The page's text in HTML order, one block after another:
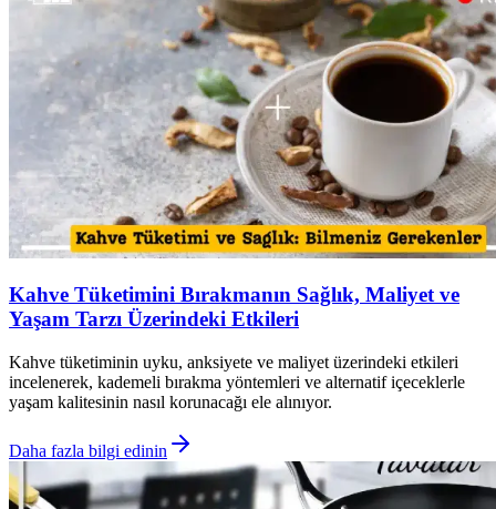
Kahve Tüketimini Bırakmanın Sağlık, Maliyet ve
Yaşam Tarzı Üzerindeki Etkileri
Kahve tüketiminin uyku, anksiyete ve maliyet üzerindeki etkileri
incelenerek, kademeli bırakma yöntemleri ve alternatif içeceklerle
yaşam kalitesinin nasıl korunacağı ele alınıyor.
Daha fazla bilgi edinin